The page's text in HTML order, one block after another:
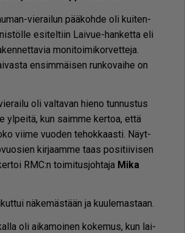
vie­rai­lun pää­koh­de oli kui­ten­
esi­tel­tiin Lai­vue-han­ket­ta eli
mo­ni­toi­mi­kor­vet­te­ja.
en­sim­mäi­sen run­ko­vai­he on
oli val­ta­van hie­no tun­nus­tus
yl­pei­tä, kun saim­me ker­toa, et­tä
vii­me vuo­den te­hok­kaas­ti. Näyt­
kir­jaam­me taas po­si­tii­vi­sen
RMC:n toi­mi­tus­joh­ta­ja Mika
nä­ke­mäs­tään ja kuu­le­mas­taan.
oli ai­ka­moi­nen ko­ke­mus, kun lai­